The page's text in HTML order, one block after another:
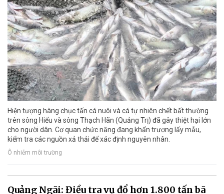
Hiện tượng hàng chục tấn cá nuôi và cá tự nhiên chết bất thường
trên sông Hiếu và sông Thạch Hãn (Quảng Trị) đã gây thiệt hại lớn
cho người dân. Cơ quan chức năng đang khẩn trương lấy mẫu,
kiểm tra các nguồn xả thải để xác định nguyên nhân.
Ô nhiễm môi trường
Quảng Ngãi: Điều tra vụ đổ hơn 1.800 tấn bã